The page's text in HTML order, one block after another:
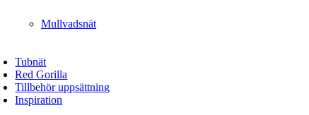
Mullvadsnät
Tubnät
Red Gorilla
Tillbehör uppsättning
Inspiration